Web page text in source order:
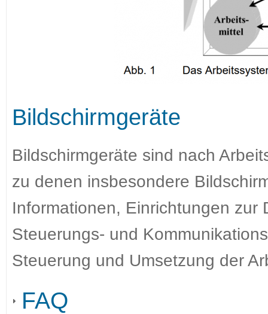
Bildschirmgeräte
Bildschirmgeräte sind nach
zu denen insbesondere
Informationen, Einrichtungen
Steuerungs- und
Steuerung und Umsetzung der
FAQ